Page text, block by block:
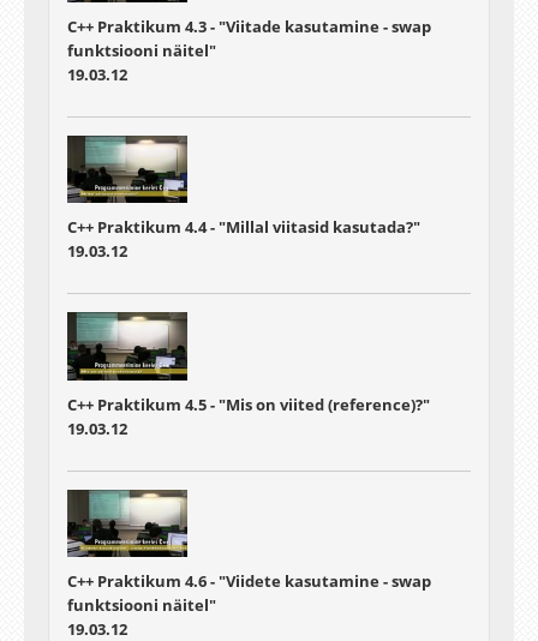
C++ Praktikum 4.3 - "Viitade kasutamine - swap
funktsiooni näitel"
19.03.12
C++ Praktikum 4.4 - "Millal viitasid kasutada?"
19.03.12
C++ Praktikum 4.5 - "Mis on viited (reference)?"
19.03.12
C++ Praktikum 4.6 - "Viidete kasutamine - swap
funktsiooni näitel"
19.03.12